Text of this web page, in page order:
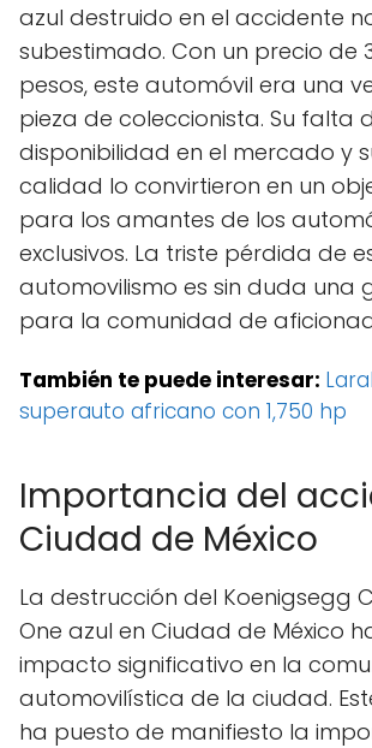
azul destruido en el accidente
subestimado. Con un precio de
pesos, este automóvil era una
pieza de coleccionista. Su falta
disponibilidad en el mercado y
calidad lo convirtieron en un
para los amantes de los
exclusivos. La triste pérdida de
automovilismo es sin duda una
para la comunidad de
También te puede interesar:
superauto africano con 1,750 hp
Importancia del
Ciudad de México
La destrucción del Koenigsegg
One azul en Ciudad de México
impacto significativo en la
automovilística de la ciudad.
ha puesto de manifiesto la